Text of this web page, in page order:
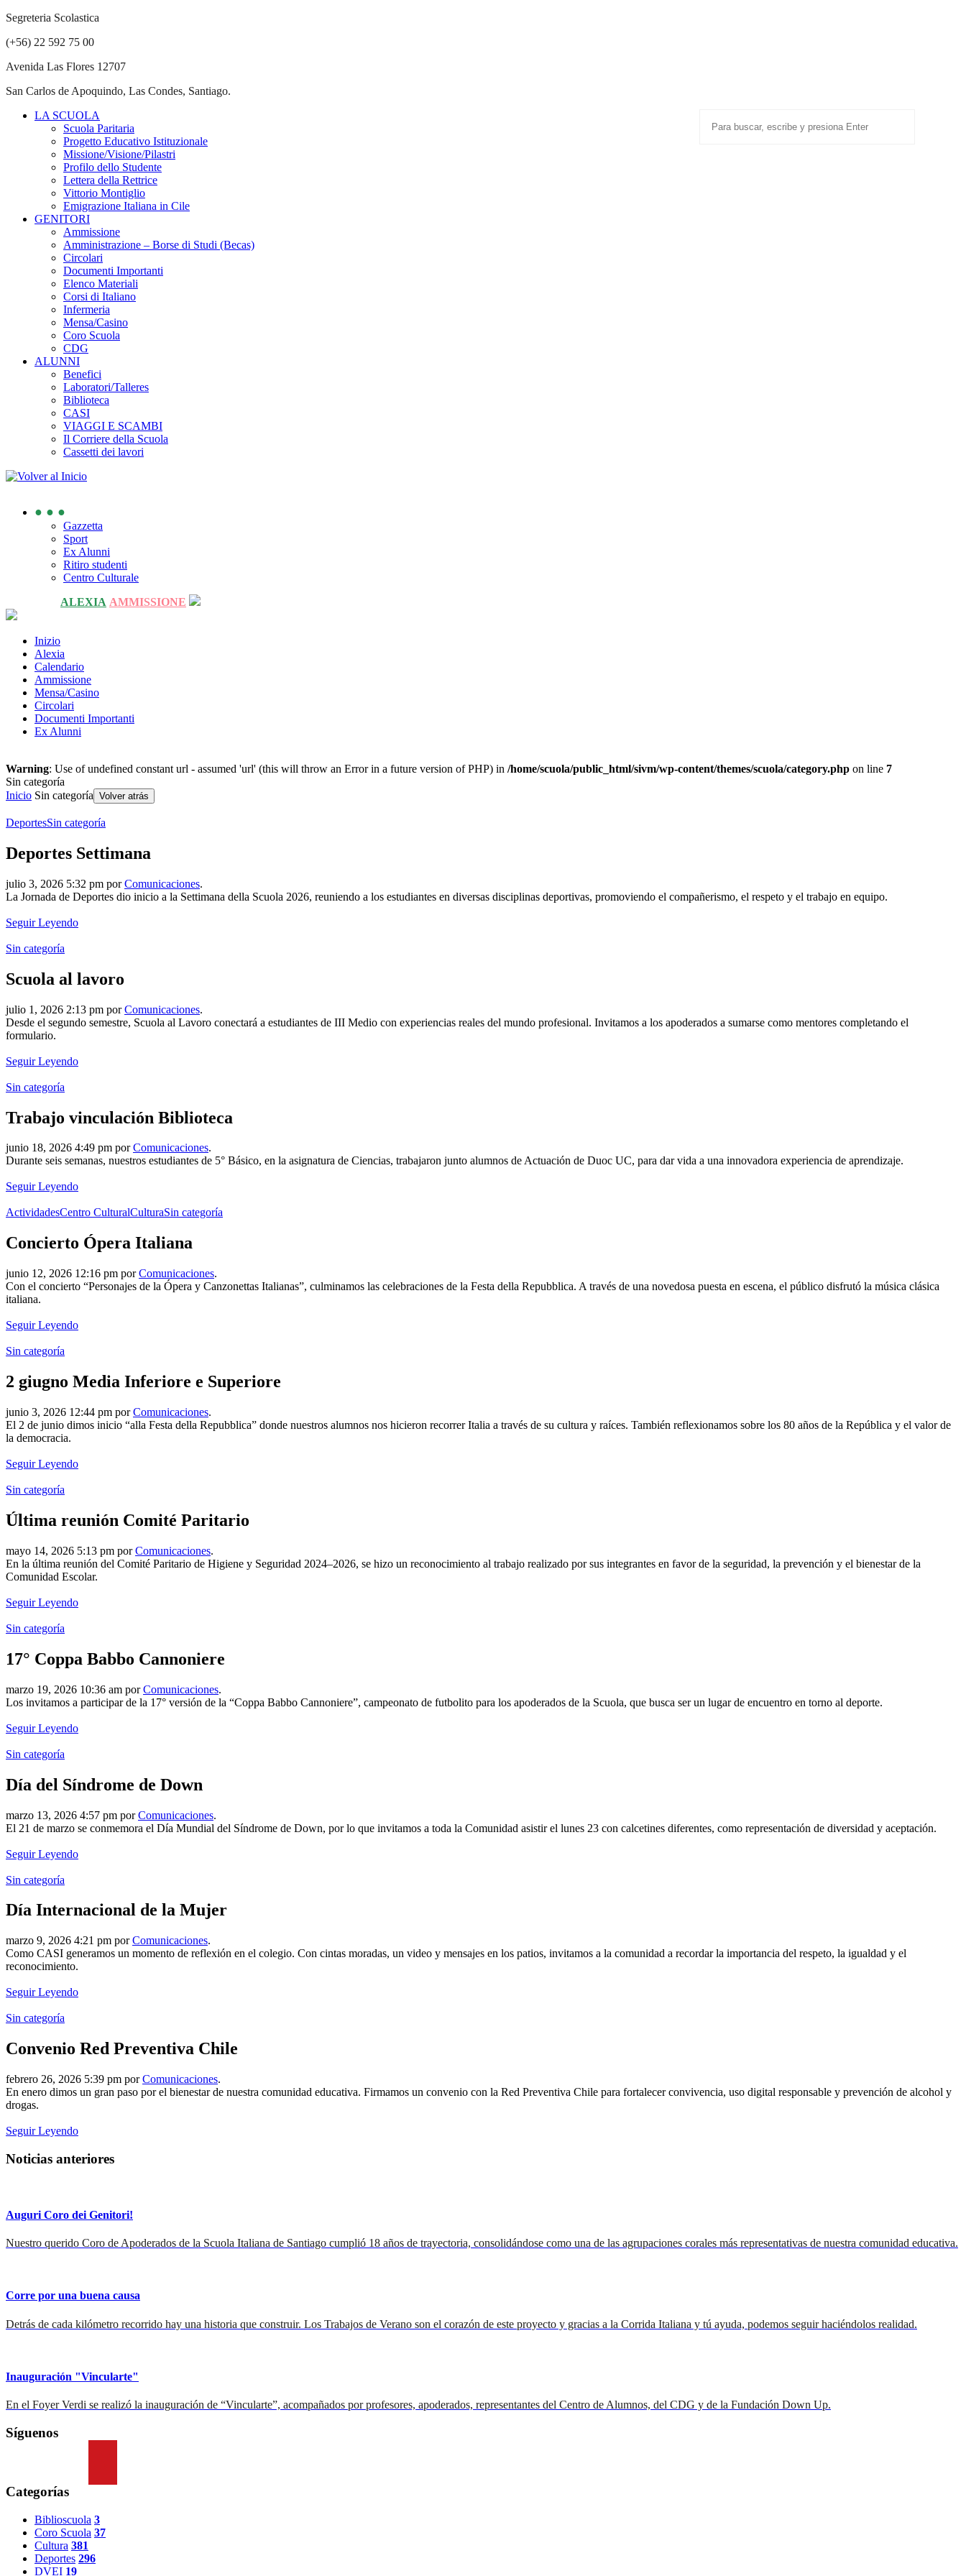
Segreteria Scolastica
(+56) 22 592 75 00
Avenida Las Flores 12707
San Carlos de Apoquindo, Las Condes, Santiago.
LA SCUOLA
Scuola Paritaria
Progetto Educativo Istituzionale
Missione/Visione/Pilastri
Profilo dello Studente
Lettera della Rettrice
Vittorio Montiglio
Emigrazione Italiana in Cile
GENITORI
Ammissione
Amministrazione – Borse di Studi (Becas)
Circolari
Documenti Importanti
Elenco Materiali
Corsi di Italiano
Infermeria
Mensa/Casino
Coro Scuola
CDG
ALUNNI
Benefici
Laboratori/Talleres
Biblioteca
CASI
VIAGGI E SCAMBI
Il Corriere della Scuola
Cassetti dei lavori
● ● ●
Gazzetta
Sport
Ex Alunni
Ritiro studenti
Centro Culturale
ALEXIA AMMISSIONE
Inizio
Alexia
Calendario
Ammissione
Mensa/Casino
Circolari
Documenti Importanti
Ex Alunni
Warning: Use of undefined constant url - assumed 'url' (this will throw an Error in a future version of PHP) in /home/scuola/public_html/sivm/wp-content/themes/scuola/category.php on line 7
Sin categoría
Inicio Sin categoría Volver atrás
DeportesSin categoría
Deportes Settimana
julio 3, 2026 5:32 pm porComunicaciones.
La Jornada de Deportes dio inicio a la Settimana della Scuola 2026, reuniendo a los estudiantes en diversas disciplinas deportivas, promoviendo el compañerismo, el respeto y el trabajo en equipo.
Seguir Leyendo
Sin categoría
Scuola al lavoro
julio 1, 2026 2:13 pm porComunicaciones.
Desde el segundo semestre, Scuola al Lavoro conectará a estudiantes de III Medio con experiencias reales del mundo profesional. Invitamos a los apoderados a sumarse como mentores completando el
formulario.
Seguir Leyendo
Sin categoría
Trabajo vinculación Biblioteca
junio 18, 2026 4:49 pm porComunicaciones.
Durante seis semanas, nuestros estudiantes de 5° Básico, en la asignatura de Ciencias, trabajaron junto alumnos de Actuación de Duoc UC, para dar vida a una innovadora experiencia de aprendizaje.
Seguir Leyendo
ActividadesCentro CulturalCulturaSin categoría
Concierto Ópera Italiana
junio 12, 2026 12:16 pm porComunicaciones.
Con el concierto “Personajes de la Ópera y Canzonettas Italianas”, culminamos las celebraciones de la Festa della Repubblica. A través de una novedosa puesta en escena, el público disfrutó la música clásica
italiana.
Seguir Leyendo
Sin categoría
2 giugno Media Inferiore e Superiore
junio 3, 2026 12:44 pm porComunicaciones.
El 2 de junio dimos inicio “alla Festa della Repubblica” donde nuestros alumnos nos hicieron recorrer Italia a través de su cultura y raíces. También reflexionamos sobre los 80 años de la República y el valor de
la democracia.
Seguir Leyendo
Sin categoría
Última reunión Comité Paritario
mayo 14, 2026 5:13 pm porComunicaciones.
En la última reunión del Comité Paritario de Higiene y Seguridad 2024–2026, se hizo un reconocimiento al trabajo realizado por sus integrantes en favor de la seguridad, la prevención y el bienestar de la
Comunidad Escolar.
Seguir Leyendo
Sin categoría
17° Coppa Babbo Cannoniere
marzo 19, 2026 10:36 am porComunicaciones.
Los invitamos a participar de la 17° versión de la “Coppa Babbo Cannoniere”, campeonato de futbolito para los apoderados de la Scuola, que busca ser un lugar de encuentro en torno al deporte.
Seguir Leyendo
Sin categoría
Día del Síndrome de Down
marzo 13, 2026 4:57 pm porComunicaciones.
El 21 de marzo se conmemora el Día Mundial del Síndrome de Down, por lo que invitamos a toda la Comunidad asistir el lunes 23 con calcetines diferentes, como representación de diversidad y aceptación.
Seguir Leyendo
Sin categoría
Día Internacional de la Mujer
marzo 9, 2026 4:21 pm porComunicaciones.
Como CASI generamos un momento de reflexión en el colegio. Con cintas moradas, un video y mensajes en los patios, invitamos a la comunidad a recordar la importancia del respeto, la igualdad y el
reconocimiento.
Seguir Leyendo
Sin categoría
Convenio Red Preventiva Chile
febrero 26, 2026 5:39 pm porComunicaciones.
En enero dimos un gran paso por el bienestar de nuestra comunidad educativa. Firmamos un convenio con la Red Preventiva Chile para fortalecer convivencia, uso digital responsable y prevención de alcohol y
drogas.
Seguir Leyendo
Noticias anteriores
Auguri Coro dei Genitori!
Nuestro querido Coro de Apoderados de la Scuola Italiana de Santiago cumplió 18 años de trayectoria, consolidándose como una de las agrupaciones corales más representativas de nuestra comunidad educativa.
Corre por una buena causa
Detrás de cada kilómetro recorrido hay una historia que construir. Los Trabajos de Verano son el corazón de este proyecto y gracias a la Corrida Italiana y tú ayuda, podemos seguir haciéndolos realidad.
Inauguración "Vincularte"
En el Foyer Verdi se realizó la inauguración de “Vincularte”, acompañados por profesores, apoderados, representantes del Centro de Alumnos, del CDG y de la Fundación Down Up.
Síguenos
Categorías
Biblioscuola 3
Coro Scuola 37
Cultura 381
Deportes 296
DVEI 19